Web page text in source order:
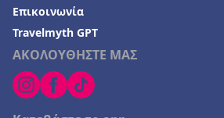
ΑΚΟΛΟΥΘΗΣΤΕ ΜΑΣ
Επικοινωνία
Travelmyth GPT